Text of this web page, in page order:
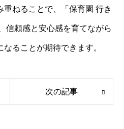
重ねることで、「保育園 行き
信頼感と安心感を育てながら
ることが期待できます。
次の記事